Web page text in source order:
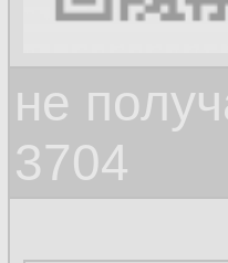
не
3704